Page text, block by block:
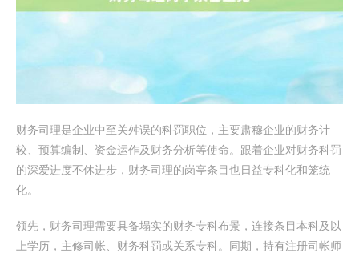
财务司理是企业中至关舛误的科罚职位，主要肃穆企业的财务计
较、预算编制、资金运作及财务分析等使命。跟着企业对财务科罚
的深爱进度不休进步，财务司理的岗亭条目也日益专科化和笼统
化。
领先，财务司理需要具备塌实的财务专科布景，连接条目本科及以
上学历，主修司帐、财务科罚或关系专科。同期，持有注册司帐师